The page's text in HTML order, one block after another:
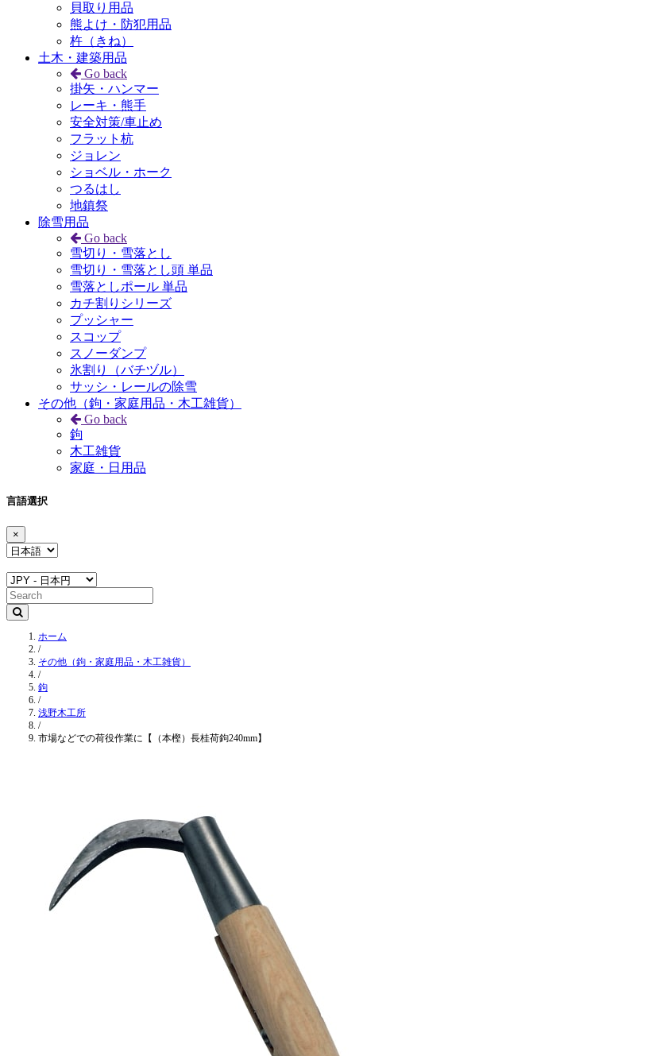
貝取り用品
熊よけ・防犯用品
杵（きね）
土木・建築用品
Go back
掛矢・ハンマー
レーキ・熊手
安全対策/車止め
フラット杭
ジョレン
ショベル・ホーク
つるはし
地鎮祭
除雪用品
Go back
雪切り・雪落とし
雪切り・雪落とし頭 単品
雪落としポール 単品
カチ割りシリーズ
プッシャー
スコップ
スノーダンプ
氷割り（バチヅル）
サッシ・レールの除雪
その他（鉤・家庭用品・木工雑貨）
Go back
鉤
木工雑貨
家庭・日用品
言語選択
×
ホーム
/
その他（鉤・家庭用品・木工雑貨）
/
鉤
/
浅野木工所
/
市場などでの荷役作業に【（本樫）長桂荷鉤240mm】